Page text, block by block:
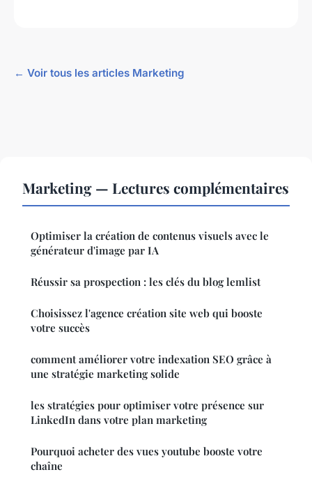
← Voir tous les articles Marketing
Marketing — Lectures complémentaires
Optimiser la création de contenus visuels avec le
générateur d'image par IA
Réussir sa prospection : les clés du blog lemlist
Choisissez l'agence création site web qui booste
votre succès
comment améliorer votre indexation SEO grâce à
une stratégie marketing solide
les stratégies pour optimiser votre présence sur
LinkedIn dans votre plan marketing
Pourquoi acheter des vues youtube booste votre
chaîne